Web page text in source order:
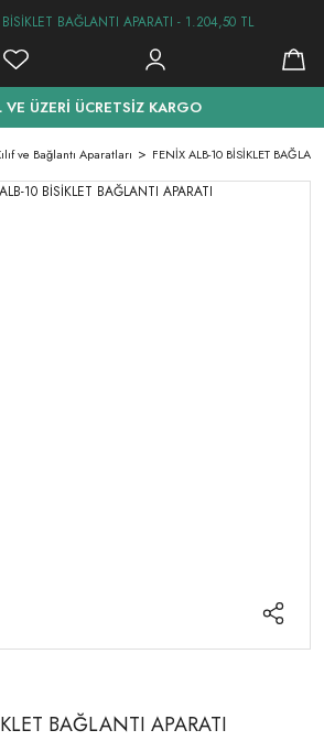
ÜZERİ ÜCRETSİZ KARGO
ve Bağlantı Aparatları FENİX ALB-10 BİSİKLET
BAĞLANTI APARATI